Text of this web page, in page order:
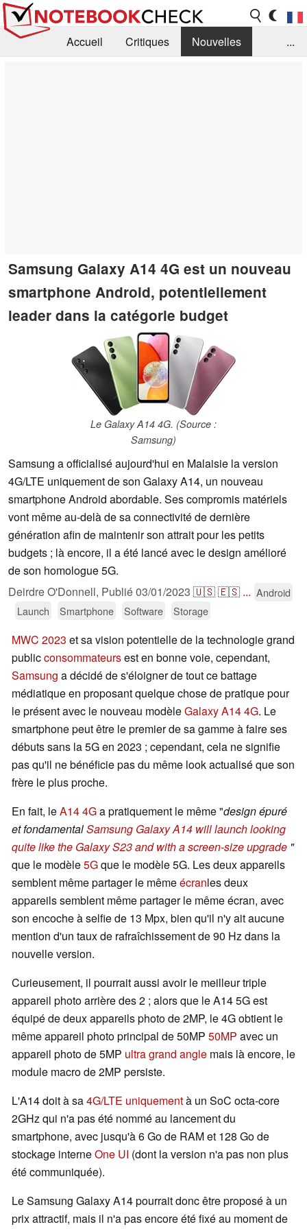
Accueil Critiques
Nouvelles
...
Samsung Galaxy A14 4G est un nouveau
smartphone Android, potentiellement
leader dans la catégorie budget
Le Galaxy A14 4G. (Source :
Samsung)
Samsung a officialisé aujourd'hui en Malaisie la version
4G/LTE uniquement de son Galaxy A14, un nouveau
smartphone Android abordable. Ses compromis matériels
vont même au-delà de sa connectivité de dernière
génération afin de maintenir son attrait pour les petits
budgets ; là encore, il a été lancé avec le design amélioré
de son homologue 5G.
Deirdre O'Donnell, Publié03/01/2023 🇺🇸🇪🇸 ... Android
Launch
Smartphone Software Storage
MWC 2023 et sa vision potentielle de la technologie grand
publicconsommateursest en bonne voie, cependant,
Samsung a décidé de s'éloigner de tout ce battage
médiatique en proposant quelque chose de pratique pour
le présent avec le nouveau modèleGalaxy A14 4G. Le
smartphone peut être le premier de sa gamme à faire ses
débuts sans la 5G en 2023 ; cependant, cela ne signifie
pas qu'il ne bénéficie pas du même look actualisé que son
frère le plus proche.
En fait, leA14 4Ga pratiquement le même "design épuré
et fondamentalSamsung Galaxy A14 will launch looking
quite like the Galaxy S23 and with a screen-size upgrade "
que le modèle5Gque le modèle 5G. Les deux appareils
semblent même partager le mêmeécranles deux
appareils semblent même partager le même écran, avec
son encoche à selfie de 13 Mpx, bien qu'il n'y ait aucune
mention d'un taux de rafraîchissement de 90 Hz dans la
nouvelle version.
Curieusement, il pourrait aussi avoir le meilleur triple
appareil photo arrière des 2 ; alors que le A14 5G est
équipé de deux appareils photo de 2MP, le 4G obtient le
même appareil photo principal de 50MP 50MP avec un
appareil photo de 5MP ultra grand angle mais là encore, le
module macro de 2MP persiste.
L'A14 doit à sa4G/LTE uniquementà un SoC octa-core
2GHz qui n'a pas été nommé au lancement du
smartphone, avec jusqu'à 6 Go de RAM et 128 Go de
stockage interneOne UI (dont la version n'a pas non plus
été communiquée).
Le Samsung Galaxy A14 pourrait donc être proposé à un
prix attractif, mais il n'a pas encore été fixé au moment de